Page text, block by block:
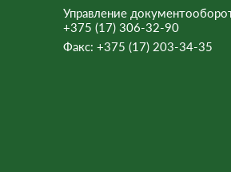
Управление
+375 (17) 306-32-90
Факс: +375 (17) 203-34-35